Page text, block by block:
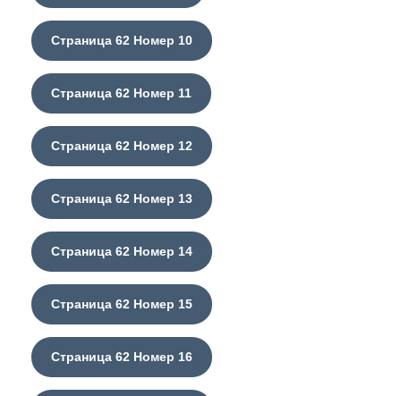
Страница 62 Номер 10
Страница 62 Номер 11
Страница 62 Номер 12
Страница 62 Номер 13
Страница 62 Номер 14
Страница 62 Номер 15
Страница 62 Номер 16